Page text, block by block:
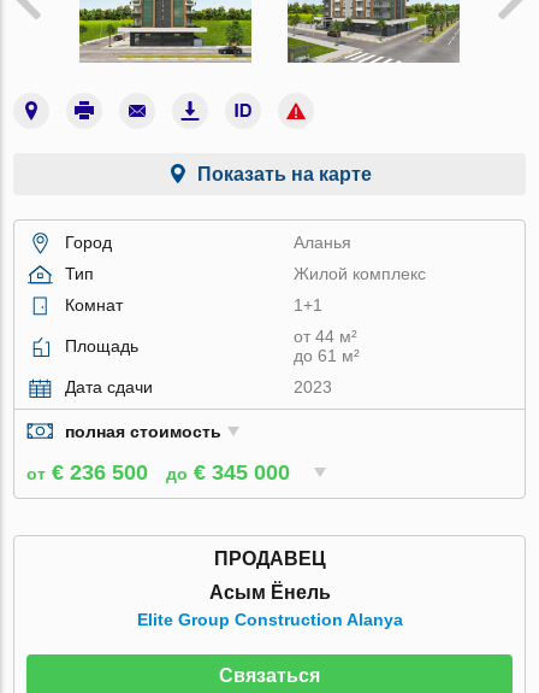
Показать на карте
Город
Аланья
Тип
Жилой комплекс
Комнат
1+1
Площадь
от 44 м²
до 61 м²
Дата сдачи
2023
полная стоимость
от € 236 500 до € 345 000
ПРОДАВЕЦ
Асым Ёнель
Elite Group Construction Alanya
Связаться